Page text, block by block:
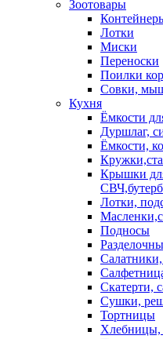
Зоотовары
Лотки
Миски
Переноски
Поилки
Совки,
Кухня
Ёмкости
Дуршлаг,
Ёмкости,
Крышки
Лотки,
Подносы
Скатерти,
Сушки,
Тортницы
Хлебницы,